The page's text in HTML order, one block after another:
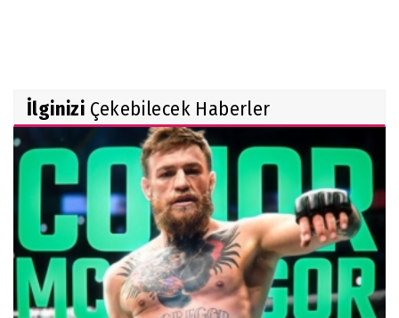
İlginizi Çekebilecek Haberler